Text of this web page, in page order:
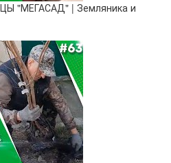
"МЕГАСАД" | Земляника и